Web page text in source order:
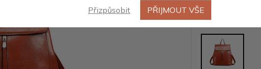
Barevné
Přizpůsobit PŘIJMOUT VŠE